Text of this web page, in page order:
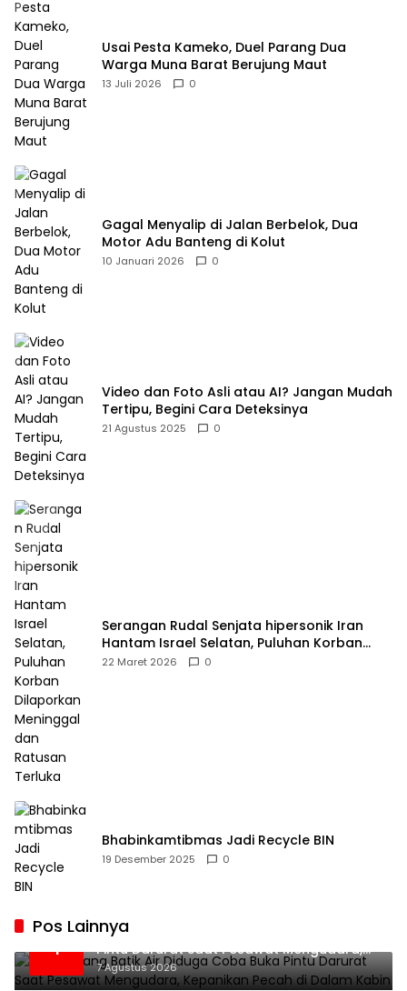
Usai Pesta Kameko, Duel Parang Dua
Warga Muna Barat Berujung Maut
13 Juli 2026 0
Gagal Menyalip di Jalan Berbelok, Dua
Motor Adu Banteng di Kolut
10 Januari 2026 0
Video dan Foto Asli atau AI? Jangan Mudah
Tertipu, Begini Cara Deteksinya
21 Agustus 2025 0
Serangan Rudal Senjata hipersonik Iran
Hantam Israel Selatan, Puluhan Korban
Dilaporkan Meninggal dan Ratusan Terluka
22 Maret 2026 0
Bhabinkamtibmas Jadi Recycle BIN
19 Desember 2025 0
Pos Lainnya
1
Penumpang Batik Air Diduga Coba Buka
Pintu Darurat Saat Pesawat Mengudara,
Kepanikan Pecah di Dalam Kabin
7 Agustus 2026